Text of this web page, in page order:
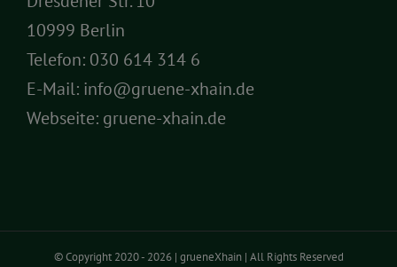
10999 Berlin
Telefon: 030 614 314 6
E-Mail: info@gruene-xhain.de
Webseite: gruene-xhain.de
© Copyright 2020 - 2026 | grueneXhain | All Rights Reserved